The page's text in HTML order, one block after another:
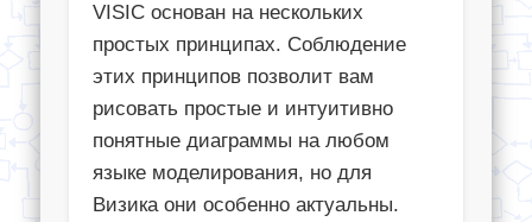
VISIC основан на нескольких
простых принципах. Соблюдение
этих принципов позволит вам
рисовать простые и интуитивно
понятные диаграммы на любом
языке моделирования, но для
Визика они особенно актуальны.